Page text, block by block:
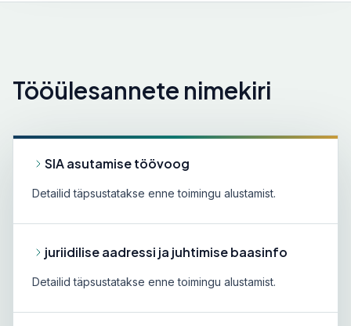
Tööülesannete nimekiri
SIA asutamise töövoog
Detailid täpsustatakse enne toimingu alustamist.
juriidilise aadressi ja juhtimise baasinfo
Detailid täpsustatakse enne toimingu alustamist.